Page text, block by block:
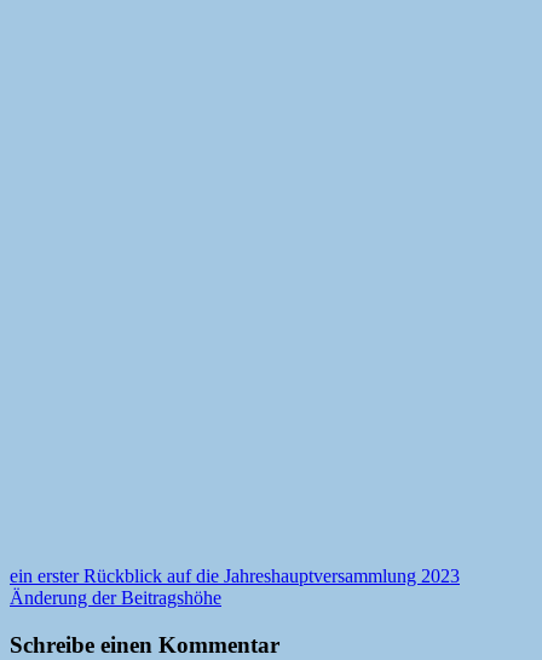
Beitragsnavigation
ein erster Rückblick auf die Jahreshauptversammlung 2023
Änderung der Beitragshöhe
Schreibe einen Kommentar